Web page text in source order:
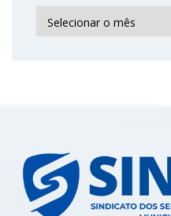
Arquivo